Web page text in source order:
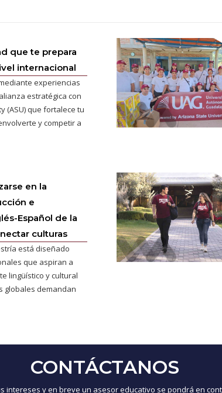
que te prepara
internacional
experiencias
estratégica con
(ASU) que fortalece tu
y competir a
en la
e
Español de la
culturas
está diseñado
que aspiran a
lingüístico y cultural
globales demandan
CONTÁCTANOS
intereses y en breve un asesor educativo se pondrá en